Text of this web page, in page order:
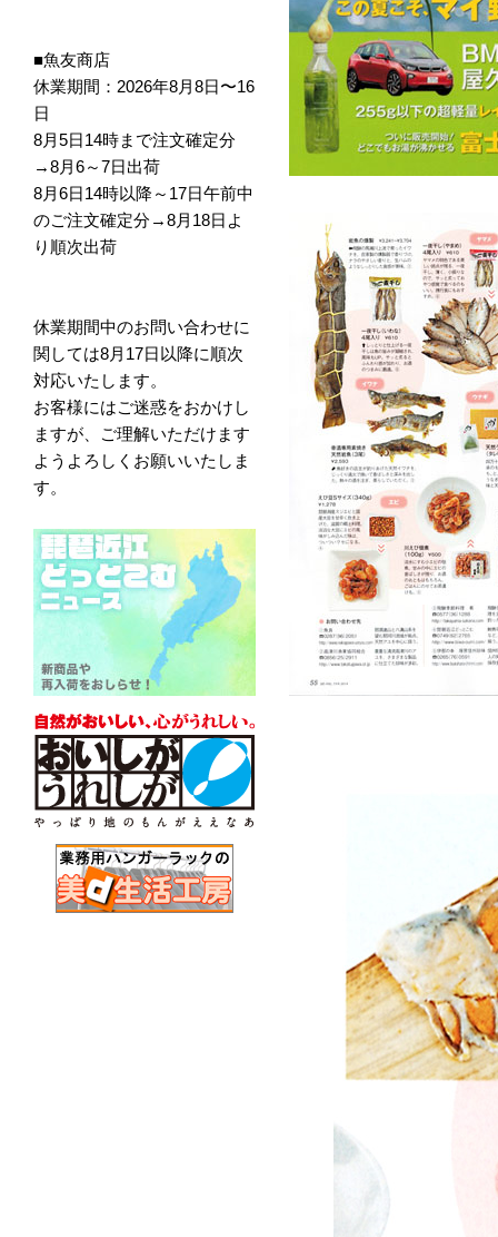
■魚友商店
休業期間：2026年8月8日〜16
日
8月5日14時まで注文確定分
→8月6～7日出荷
8月6日14時以降～17日午前中
のご注文確定分→8月18日よ
り順次出荷
休業期間中のお問い合わせに
関しては8月17日以降に順次
対応いたします。
お客様にはご迷惑をおかけし
ますが、ご理解いただけます
ようよろしくお願いいたしま
す。